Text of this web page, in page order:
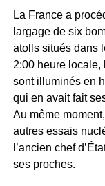
La France a
largage de six
atolls situés dans
2:00 heure locale,
sont illuminés en
qui en avait fait
Au même
autres essais
l’ancien chef
ses proches.